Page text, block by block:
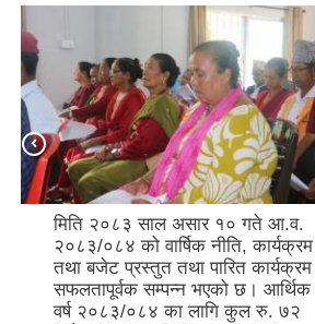
आज मिति २०८३/०२/२८ गते बिहीबारका
दिन मकवानपुरगढी गाउँपालिकाको
सभाहलमा पूर्ण खोप सुनिश्चितता तथा
दिगोपना घोषणा समारोह भव्य रूपमा सम्पन्न
भएको छ।